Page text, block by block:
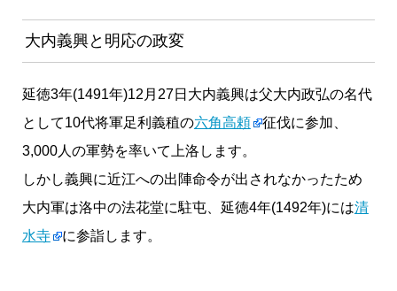
大内義興と明応の政変
延徳3年(1491年)12月27日大内義興は父大内政弘の名代
として10代将軍足利義稙の六角高頼
征伐に参加、
3,000人の軍勢を率いて上洛します。
しかし義興に近江への出陣命令が出されなかったため
大内軍は洛中の法花堂に駐屯、延徳4年(1492年)には清
水寺
に参詣します。